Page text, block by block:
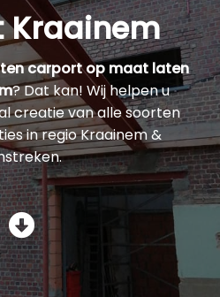
carport op maat laten
? Dat kan! Wij helpen u
creatie van alle soorten
in regio Kraainem &